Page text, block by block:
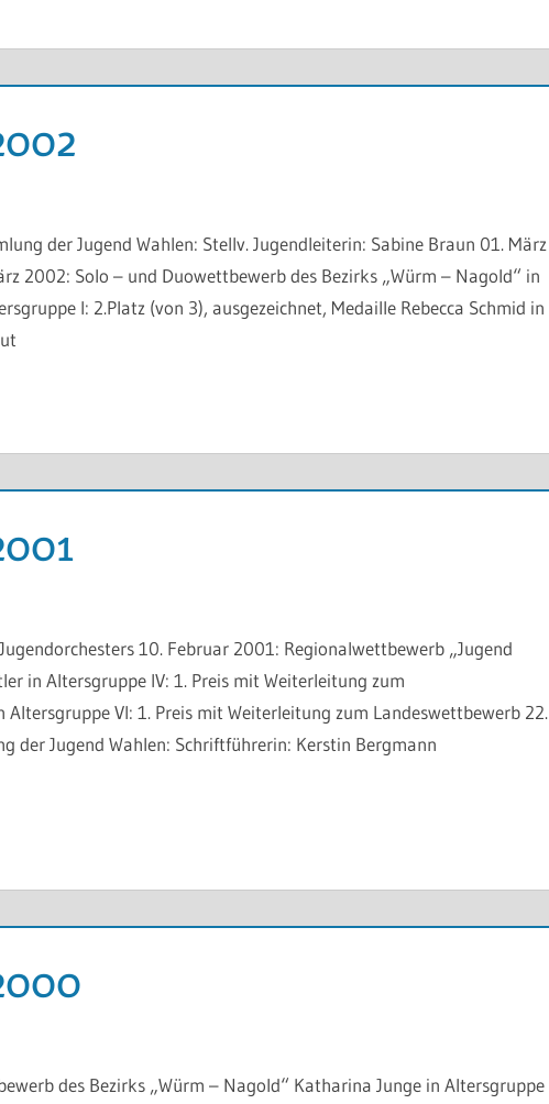
der Jugend Wahlen: Stellv. Jugendleiterin: Sabine Braun 01. März
2002: Solo – und Duowettbewerb des Bezirks „Würm – Nagold“ in
I: 2.Platz (von 3), ausgezeichnet, Medaille Rebecca Schmid in
10. Februar 2001: Regionalwettbewerb „Jugend
in Altersgruppe IV: 1. Preis mit Weiterleitung zum
VI: 1. Preis mit Weiterleitung zum Landeswettbewerb 22.
der Jugend Wahlen: Schriftführerin: Kerstin Bergmann
des Bezirks „Würm – Nagold“ Katharina Junge in Altersgruppe